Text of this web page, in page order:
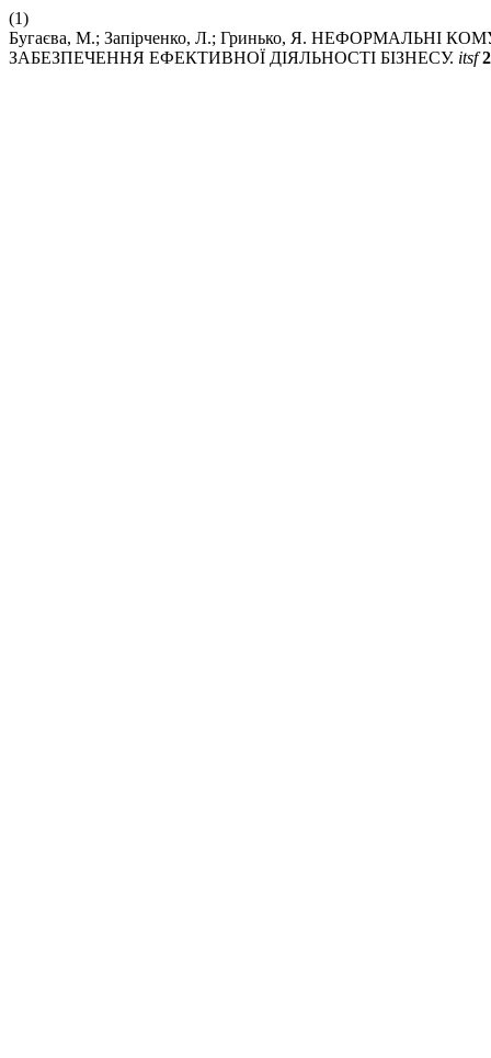
(1)
Бугаєва, М.; Запірченко, Л.; Гринько, Я.
ЗАБЕЗПЕЧЕННЯ ЕФЕКТИВНОЇ ДІЯЛЬНОСТІ БІЗНЕСУ. itsf